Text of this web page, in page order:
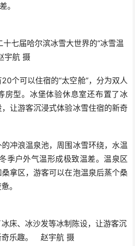
。
七届哈尔滨冰雪大世界的“冰雪温
宇航 摄
可以住宿的“太空舱”，分为双人
房型。冰堡体验休息室还布置了冰
让游客沉浸式体验冰雪住宿的新奇
浪温泉池，周围冰雪环绕，水温
季户外气温形成极致温差。温泉区
拿区，游客可以在泡温泉后蒸个桑
。
床、冰沙发等冰制陈设，让游客沉
奇乐趣。 赵宇航 摄